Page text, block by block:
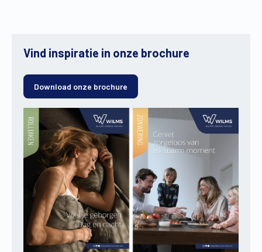
Vind inspiratie in onze brochure
Download onze brochure